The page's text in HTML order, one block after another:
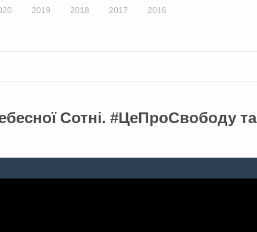
2019 2018 2017 2016
Сотні. #ЦеПроСвободу та